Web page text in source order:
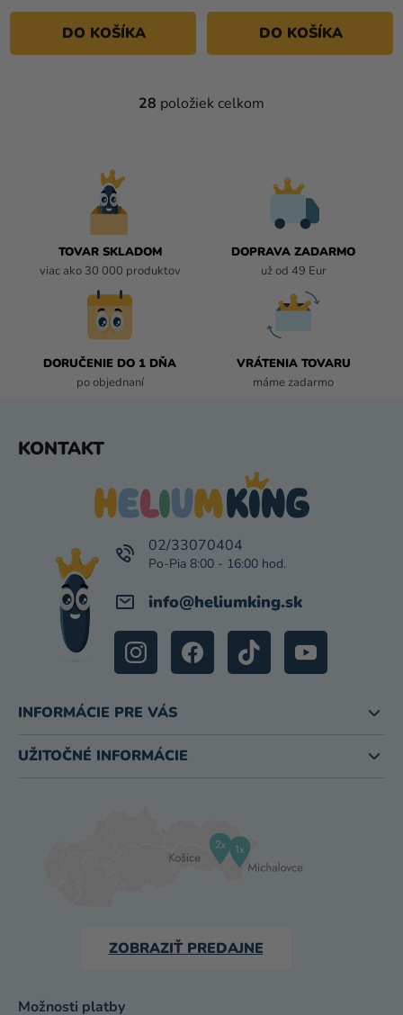
DO KOŠÍKA DO KOŠÍKA
O
U
28 položiek celkom
TOVAR SKLADOM
viac ako 30 000 produktov
DOPRAVA ZADARMO
už od 49 Eur
DORUČENIE DO 1 DŇA
po objednaní
VRÁTENIA TOVARU
máme zadarmo
KONTAKT
info@heliumking.sk
02/33070404
INFORMÁCIE PRE VÁS
UŽITOČNÉ INFORMÁCIE
ZOBRAZIŤ PREDAJNE
Možnosti platby